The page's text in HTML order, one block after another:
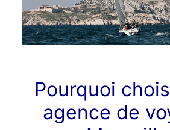
Pourquoi
agence de